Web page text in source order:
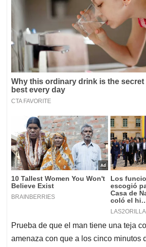
Prueba de que el man tiene una teja
amenaza con que a los cinco minutos